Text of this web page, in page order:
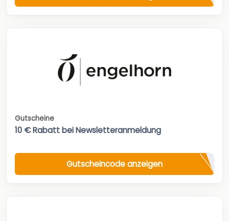
Gutscheine
10 € Rabatt bei Newsletteranmeldung
Gutscheincode anzeigen